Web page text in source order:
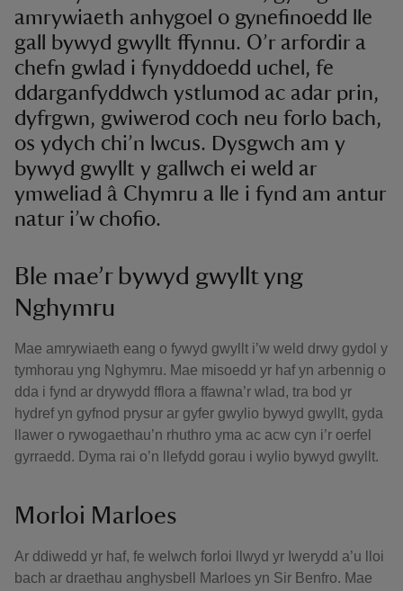
amrywiaeth anhygoel o gynefinoedd lle
gall bywyd gwyllt ffynnu. O’r arfordir a
chefn gwlad i fynyddoedd uchel, fe
ddarganfyddwch ystlumod ac adar prin,
dyfrgwn, gwiwerod coch neu forlo bach,
os ydych chi’n lwcus. Dysgwch am y
bywyd gwyllt y gallwch ei weld ar
ymweliad â Chymru a lle i fynd am antur
natur i’w chofio.
Ble mae’r bywyd gwyllt yng
Nghymru
Mae amrywiaeth eang o fywyd gwyllt i’w weld drwy gydol y
tymhorau yng Nghymru. Mae misoedd yr haf yn arbennig o
dda i fynd ar drywydd fflora a ffawna’r wlad, tra bod yr
hydref yn gyfnod prysur ar gyfer gwylio bywyd gwyllt, gyda
llawer o rywogaethau’n rhuthro yma ac acw cyn i’r oerfel
gyrraedd. Dyma rai o’n llefydd gorau i wylio bywyd gwyllt.
Morloi Marloes
Ar ddiwedd yr haf, fe welwch forloi llwyd yr Iwerydd a’u lloi
bach ar draethau anghysbell Marloes yn Sir Benfro. Mae